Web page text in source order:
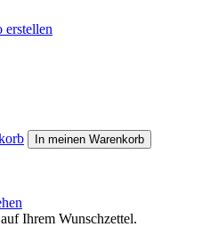
In meinen Warenkorb
Ihrem Wunschzettel.